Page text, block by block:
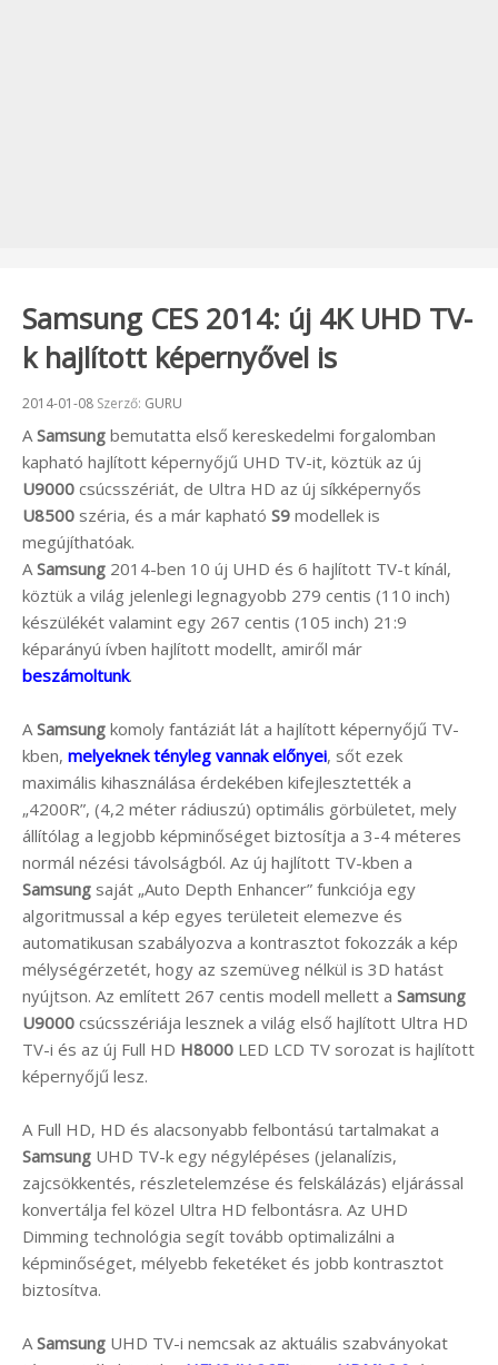
Samsung CES 2014: új 4K UHD TV-
k hajlított képernyővel is
Beküldve:
2014-01-08 Szerző: GURU
A Samsung bemutatta első kereskedelmi forgalomban
kapható hajlított képernyőjű UHD TV-it, köztük az új
U9000 csúcsszériát, de Ultra HD az új síkképernyős
U8500 széria, és a már kapható S9 modellek is
megújíthatóak.
A Samsung 2014-ben 10 új UHD és 6 hajlított TV-t kínál,
köztük a világ jelenlegi legnagyobb 279 centis (110 inch)
készülékét valamint egy 267 centis (105 inch) 21:9
képarányú ívben hajlított modellt, amiről már
beszámoltunk.
A Samsung komoly fantáziát lát a hajlított képernyőjű TV-
kben, melyeknek tényleg vannak előnyei, sőt ezek
maximális kihasználása érdekében kifejlesztették a
„4200R”, (4,2 méter rádiuszú) optimális görbületet, mely
állítólag a legjobb képminőséget biztosítja a 3-4 méteres
normál nézési távolságból. Az új hajlított TV-kben a
Samsung saját „Auto Depth Enhancer” funkciója egy
algoritmussal a kép egyes területeit elemezve és
automatikusan szabályozva a kontrasztot fokozzák a kép
mélységérzetét, hogy az szemüveg nélkül is 3D hatást
nyújtson. Az említett 267 centis modell mellett a Samsung
U9000 csúcsszériája lesznek a világ első hajlított Ultra HD
TV-i és az új Full HD H8000 LED LCD TV sorozat is hajlított
képernyőjű lesz.
A Full HD, HD és alacsonyabb felbontású tartalmakat a
Samsung UHD TV-k egy négylépéses (jelanalízis,
zajcsökkentés, részletelemzése és felskálázás) eljárással
konvertálja fel közel Ultra HD felbontásra. Az UHD
Dimming technológia segít tovább optimalizálni a
képminőséget, mélyebb feketéket és jobb kontrasztot
biztosítva.
A Samsung UHD TV-i nemcsak az aktuális szabványokat